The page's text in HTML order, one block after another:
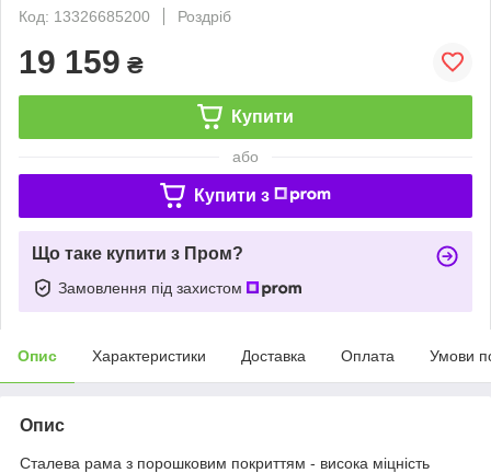
Код: 13326685200
Роздріб
19 159 ₴
Купити
або
Купити з
Що таке купити з Пром?
Замовлення під захистом
Опис Характеристики Доставка Оплата Умови
Опис
Сталева рама з порошковим покриттям - висока міцність